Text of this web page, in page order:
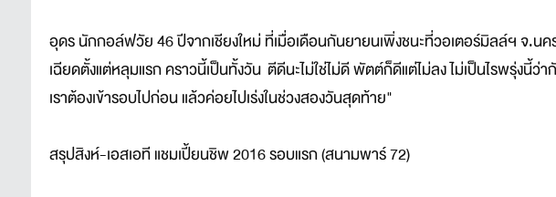
อุดร นักกอล์ฟวัย 46 ปีจากเชียงใหม่ ที่เมื่อเดือนกันยายนเพิ่งชนะที่วอเตอร์มิลล์ฯ จ.น
เฉียดตั้งแต่หลุมแรก คราวนี้เป็นทั้งวัน ตีดีนะไม่ใช่ไม่ดี พัตต์ก็ดีแต่ไม่ลง ไม่เป็นไรพรุ่งนี้
เราต้องเข้ารอบไปก่อน แล้วค่อยไปเร่งในช่วงสองวันสุดท้าย"
สรุปสิงห์-เอสเอที แชมเปี้ยนชิพ 2016 รอบแรก (สนามพาร์ 72)